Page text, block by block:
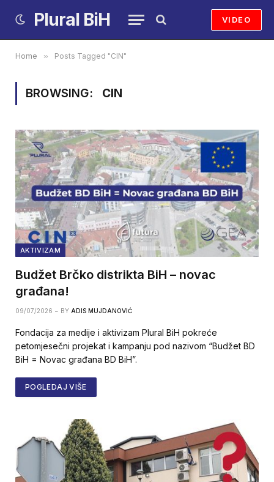
Plural BiH VIDEO
Home » Posts Tagged "CIN"
BROWSING: CIN
AKTIVIZAM
Budžet Brčko distrikta BiH – novac
građana!
09/07/2026 BY ADIS MUJDANOVIĆ
Fondacija za medije i aktivizam Plural BiH pokreće
petomjesečni projekat i kampanju pod nazivom “Budžet BD
BiH = Novac građana BD BiH”.
POGLEDAJ VIŠE